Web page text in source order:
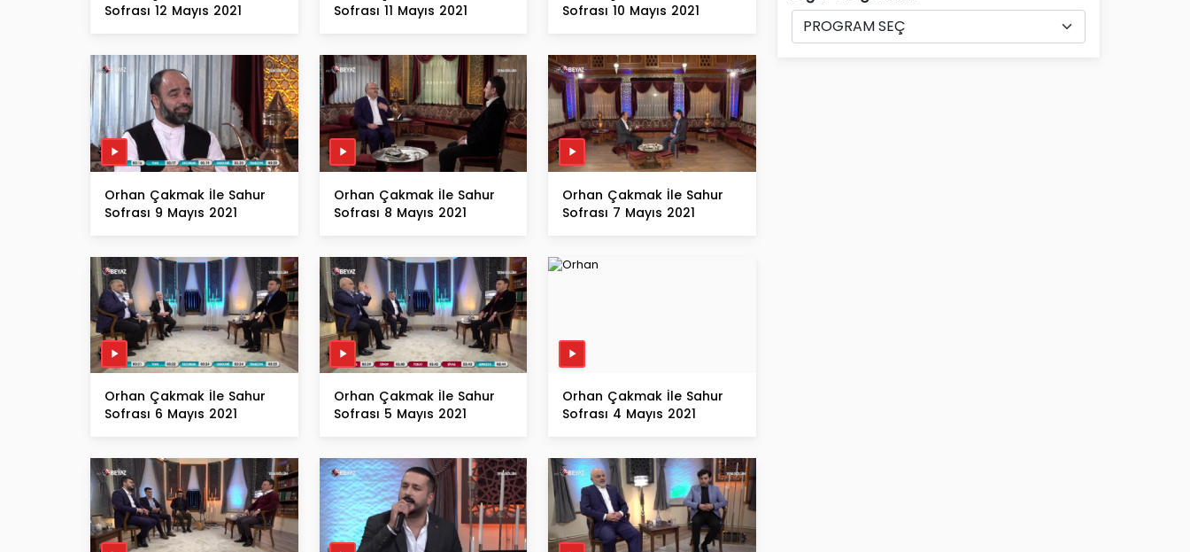
Sofrası 12 Mayıs 2021
Sofrası 11 Mayıs 2021
Sofrası 10 Mayıs 2021
Orhan Çakmak İle Sahur
Sofrası 9 Mayıs 2021
Orhan Çakmak İle Sahur
Sofrası 8 Mayıs 2021
Orhan Çakmak İle Sahur
Sofrası 7 Mayıs 2021
Orhan Çakmak İle Sahur
Sofrası 6 Mayıs 2021
Orhan Çakmak İle Sahur
Sofrası 5 Mayıs 2021
Orhan Çakmak İle Sahur
Sofrası 4 Mayıs 2021